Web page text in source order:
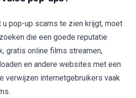
u pop-up scams te zien krijgt, moet
die een goede reputatie
gratis online films streamen,
en andere websites met een
verwijzen internetgebruikers vaak